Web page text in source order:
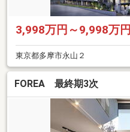
3,998万円～9,998万円
東京都多摩市永山２
FOREA 最終期3次